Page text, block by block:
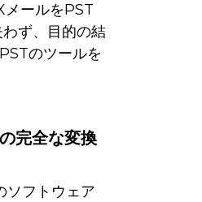
メールをPST
ず、目的の結
のツールを
完全な変換
ソフトウェア